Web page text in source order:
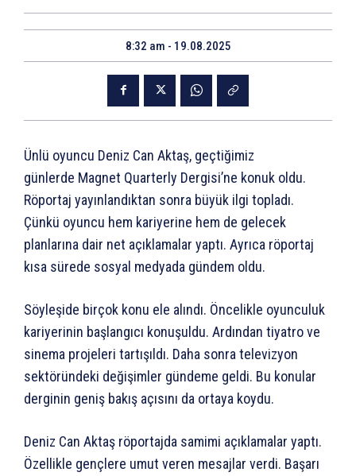
8:32 am - 19.08.2025
Ünlü oyuncu Deniz Can Aktaş, geçtiğimiz
günlerde Magnet Quarterly Dergisi’ne konuk oldu.
Röportaj yayınlandıktan sonra büyük ilgi topladı.
Çünkü oyuncu hem kariyerine hem de gelecek
planlarına dair net açıklamalar yaptı. Ayrıca röportaj
kısa sürede sosyal medyada gündem oldu.
Söyleşide birçok konu ele alındı. Öncelikle oyunculuk
kariyerinin başlangıcı konuşuldu. Ardından tiyatro ve
sinema projeleri tartışıldı. Daha sonra televizyon
sektöründeki değişimler gündeme geldi. Bu konular
derginin geniş bakış açısını da ortaya koydu.
Deniz Can Aktaş röportajda samimi açıklamalar yaptı.
Özellikle gençlere umut veren mesajlar verdi. Başarı